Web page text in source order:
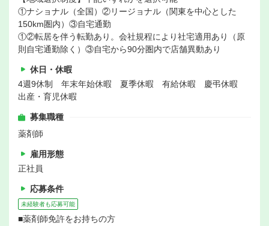
①ナショナル（全国）②リージョナル（関東を中心とした
150km圏内）③自宅通勤
①②転居を伴う転勤あり。会社規程により社宅適用あり（原
則自宅通勤除く）③自宅から90分圏内で店舗異動あり
休日・休暇
4週9休制 年末年始休暇 夏季休暇 有給休暇 慶弔休暇
出産・育児休暇
募集職種
薬剤師
雇用形態
正社員
応募条件
未経験者も応募可能
■薬剤師免許をお持ちの方